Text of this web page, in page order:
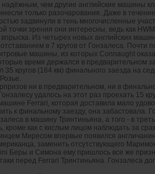
чем другие английские машины
только разочарования. Даже в
задвинули в тень многочисленные
точки зрения они интересны, ведь как HWM
Из четырех новых английских
в 7 кругов от Гонзалеса. Почти
машины, из которых Connaught
время держался в предварительном
кругов (164 км) финального заезда на
ни в предварительном, ни в
удалось на этот раз проехать 15
Ferrari, которая доставила мало
к финальному заезду, она забастовала.
в машину Тринтиньяна, а того - в
кроме как с кислым лицом наблюдать за
Миресом впервые появился
заменить отсутствующего
Беры и Симона ему пришлось все же
перед Ferrari Тринтиньяна. Гонзалеса